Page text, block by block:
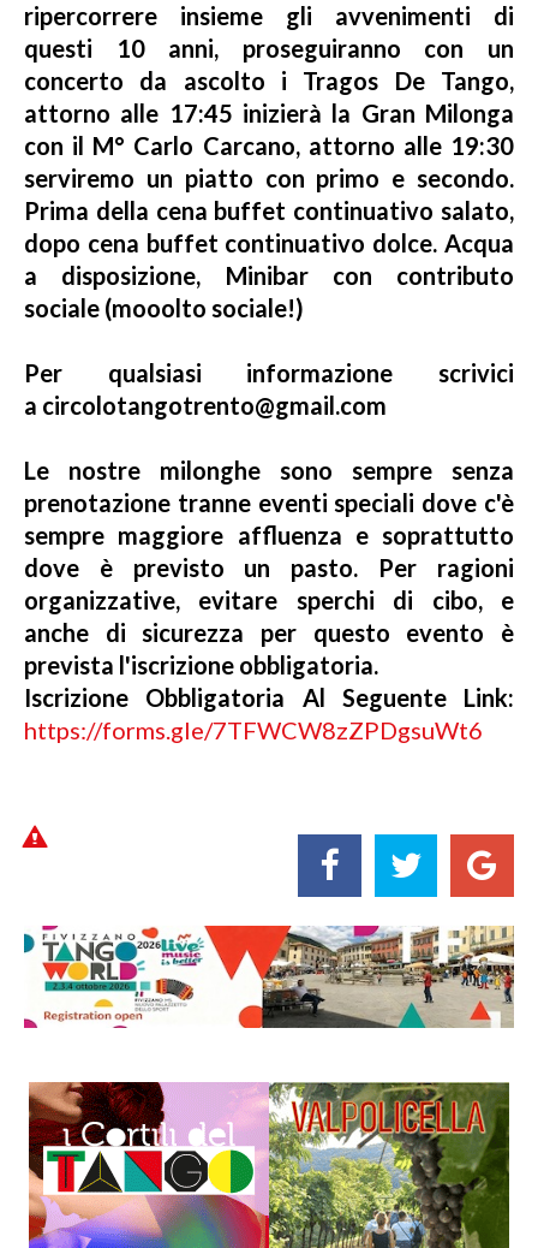
ripercorrere insieme gli avvenimenti di
questi 10 anni, proseguiranno con un
concerto da ascolto i Tragos De Tango,
attorno alle 17:45 inizierà la Gran Milonga
con il M° Carlo Carcano, attorno alle 19:30
serviremo un piatto con primo e secondo.
Prima della cena buffet continuativo salato,
dopo cena buffet continuativo dolce. Acqua
a disposizione, Minibar con contributo
sociale (mooolto sociale!)
Per qualsiasi informazione scrivici
a circolotangotrento@gmail.com
Le nostre milonghe sono sempre senza
prenotazione tranne eventi speciali dove c'è
sempre maggiore affluenza e soprattutto
dove è previsto un pasto. Per ragioni
organizzative, evitare sperchi di cibo, e
anche di sicurezza per questo evento è
prevista l'iscrizione obbligatoria.
Iscrizione Obbligatoria Al Seguente Link:
https://forms.gle/7TFWCW8zZPDgsuWt6